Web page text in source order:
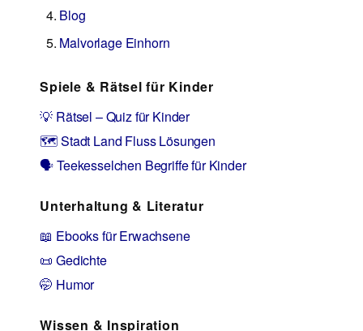
Blog
Malvorlage Einhorn
Spiele & Rätsel für Kinder
💡 Rätsel – Quiz für Kinder
🗺️ Stadt Land Fluss Lösungen
🗣️ Teekesselchen Begriffe für Kinder
Unterhaltung & Literatur
📖 Ebooks für Erwachsene
📜 Gedichte
🤭 Humor
Wissen & Inspiration